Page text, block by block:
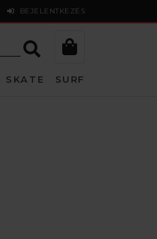
BEJELENTKEZÉS
SKATE SURF